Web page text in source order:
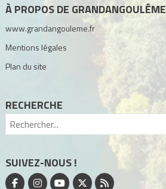
À PROPOS DE GRANDANGOULÊME
www.grandangouleme.fr
Mentions légales
Plan du site
RECHERCHE
SUIVEZ-NOUS !